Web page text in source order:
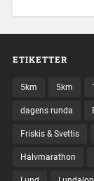
ETIKETTER
5km 5km
dagens runda
Friskis & Svettis
Halvmarathon